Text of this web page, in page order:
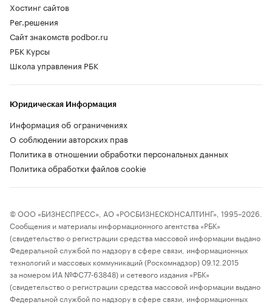
Хостинг сайтов
Рег.решения
Сайт знакомств podbor.ru
РБК Курсы
Школа управления РБК
Юридическая Информация
Информация об ограничениях
О соблюдении авторских прав
Политика в отношении обработки персональных данных
Политика обработки файлов cookie
© ООО «БИЗНЕСПРЕСС», АО «РОСБИЗНЕСКОНСАЛТИНГ», 1995–2026.
Сообщения и материалы информационного агентства «РБК»
(свидетельство о регистрации средства массовой информации выдано
Федеральной службой по надзору в сфере связи, информационных
технологий и массовых коммуникаций (Роскомнадзор) 09.12.2015
за номером ИА №ФС77-63848) и сетевого издания «РБК»
(свидетельство о регистрации средства массовой информации выдано
Федеральной службой по надзору в сфере связи, информационных